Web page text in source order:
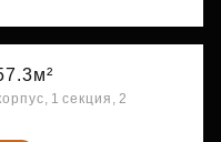
1 секция, 2